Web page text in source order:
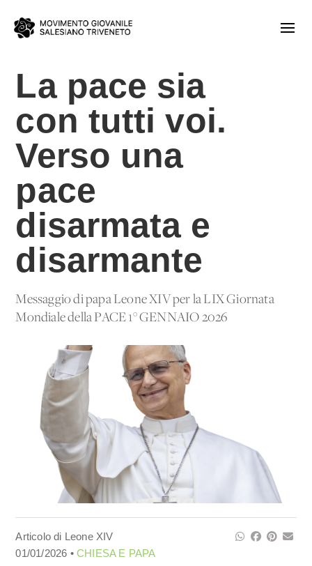
La pace sia
con tutti voi.
Verso una
pace
disarmata e
disarmante
Messaggio di papa Leone XIV per la LIX Giornata
Mondiale della PACE 1° GENNAIO 2026
Articolo di Leone XIV
01/01/2026 •CHIESA E PAPA